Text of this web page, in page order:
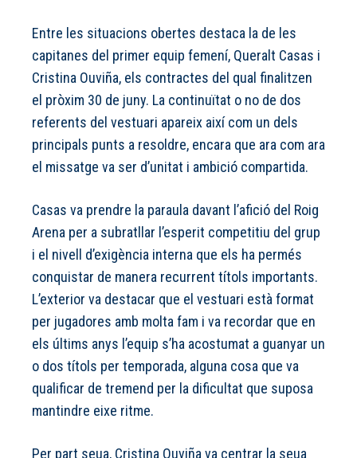
Entre les situacions obertes destaca la de les
capitanes del primer equip femení, Queralt Casas i
Cristina Ouviña, els contractes del qual finalitzen
el pròxim 30 de juny. La continuïtat o no de dos
referents del vestuari apareix així com un dels
principals punts a resoldre, encara que ara com ara
el missatge va ser d’unitat i ambició compartida.
Casas va prendre la paraula davant l’afició del Roig
Arena per a subratllar l’esperit competitiu del grup
i el nivell d’exigència interna que els ha permés
conquistar de manera recurrent títols importants.
L’exterior va destacar que el vestuari està format
per jugadores amb molta fam i va recordar que en
els últims anys l’equip s’ha acostumat a guanyar un
o dos títols per temporada, alguna cosa que va
qualificar de tremend per la dificultat que suposa
mantindre eixe ritme.
Per part seua, Cristina Ouviña va centrar la seua